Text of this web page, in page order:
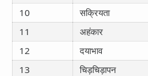
10
सक्रियता
11
अहंकार
12
दयाभाव
13
चिड़चिड़ापन